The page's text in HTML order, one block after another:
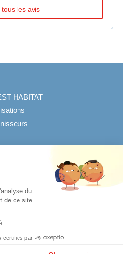
tous les avis
HABITAT
- Aménagement de combles
du site
légales
par Simplébo
Saint Gobain
du
de ce site.
certifiés par